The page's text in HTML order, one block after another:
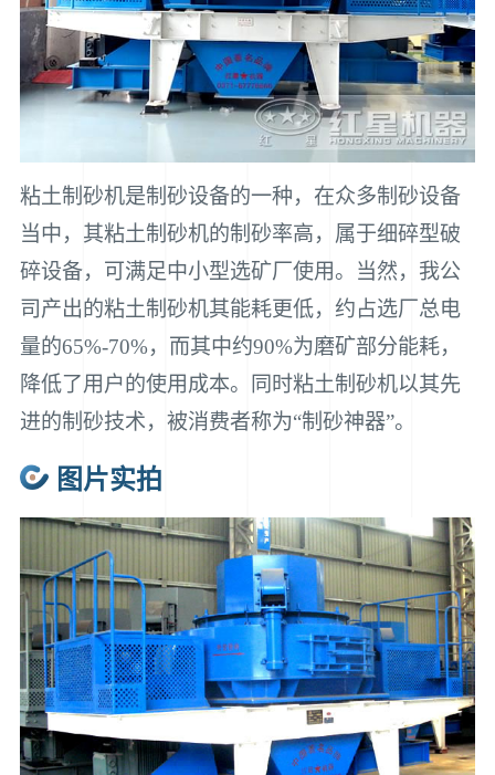
粘土制砂机是制砂设备的一种，在众多制砂设备
当中，其粘土制砂机的制砂率高，属于细碎型破
碎设备，可满足中小型选矿厂使用。当然，我公
司产出的粘土制砂机其能耗更低，约占选厂总电
量的65%-70%，而其中约90%为磨矿部分能耗，
降低了用户的使用成本。同时粘土制砂机以其先
进的制砂技术，被消费者称为“制砂神器”。
图片实拍